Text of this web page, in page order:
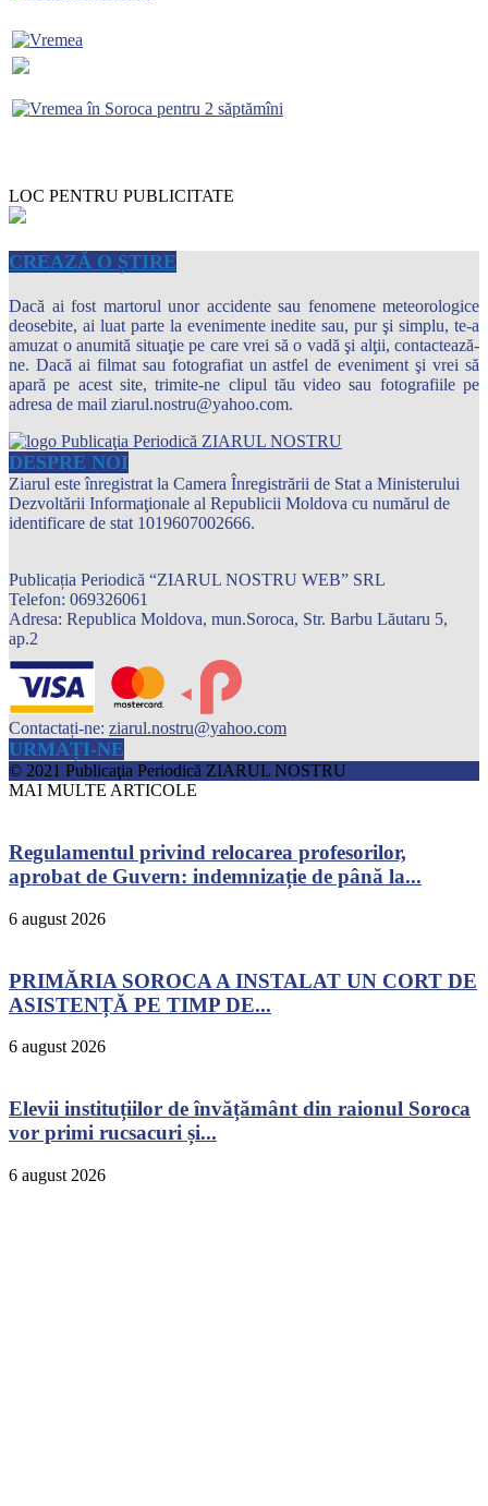
LOC PENTRU PUBLICITATE
CREAZĂ O ȘTIRE
Dacă ai fost martorul unor accidente sau fenomene meteorologice
deosebite, ai luat parte la evenimente inedite sau, pur şi simplu, te-a
amuzat o anumită situaţie pe care vrei să o vadă şi alţii, contactează-
ne. Dacă ai filmat sau fotografiat un astfel de eveniment şi vrei să
apară pe acest site, trimite-ne clipul tău video sau fotografiile pe
adresa de mail ziarul.nostru@yahoo.com.
DESPRE NOI
Ziarul este înregistrat la Camera Înregistrării de Stat a Ministerului
Dezvoltării Informaţionale al Republicii Moldova cu numărul de
identificare de stat 1019607002666.
Publicația Periodică “ZIARUL NOSTRU WEB” SRL
Telefon: 069326061
Adresa: Republica Moldova, mun.Soroca, Str. Barbu Lăutaru 5,
ap.2
Contactați-ne: ziarul.nostru@yahoo.com
URMAȚI-NE
© 2021 Publicaţia Periodică ZIARUL NOSTRU
MAI MULTE ARTICOLE
Regulamentul privind relocarea profesorilor,
aprobat de Guvern: indemnizație de până la...
6 august 2026
PRIMĂRIA SOROCA A INSTALAT UN CORT DE
ASISTENȚĂ PE TIMP DE...
6 august 2026
Elevii instituțiilor de învățământ din raionul Soroca
vor primi rucsacuri și...
6 august 2026